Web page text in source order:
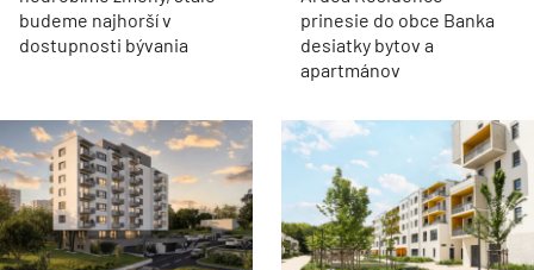
budeme najhorší v
dostupnosti bývania
prinesie do obce Banka
desiatky bytov a
apartmánov